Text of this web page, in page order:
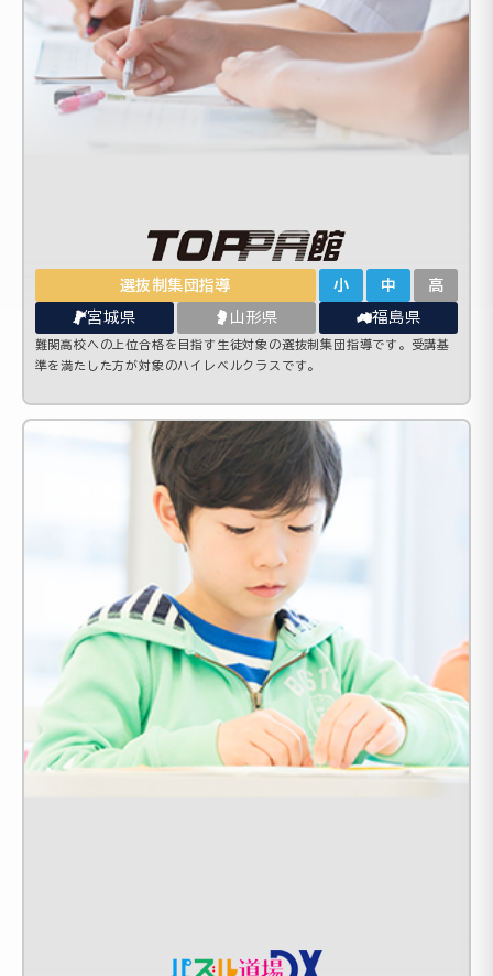
選抜制集団指導 小 中 高
宮城県 山形県 福島県
難関高校への上位合格を目指す生徒対象の選抜制集団指導です。受講基
準を満たした方が対象のハイレベルクラスです。